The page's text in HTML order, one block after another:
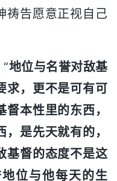
祷告愿意正视自己
地位与名誉对敌基
求，更不是可有可
本性里的东西，
是先天就有的，
基督的态度不是这
位与他每天的生